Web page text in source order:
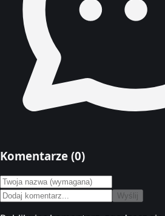
Komentarze (0)
Wyślij